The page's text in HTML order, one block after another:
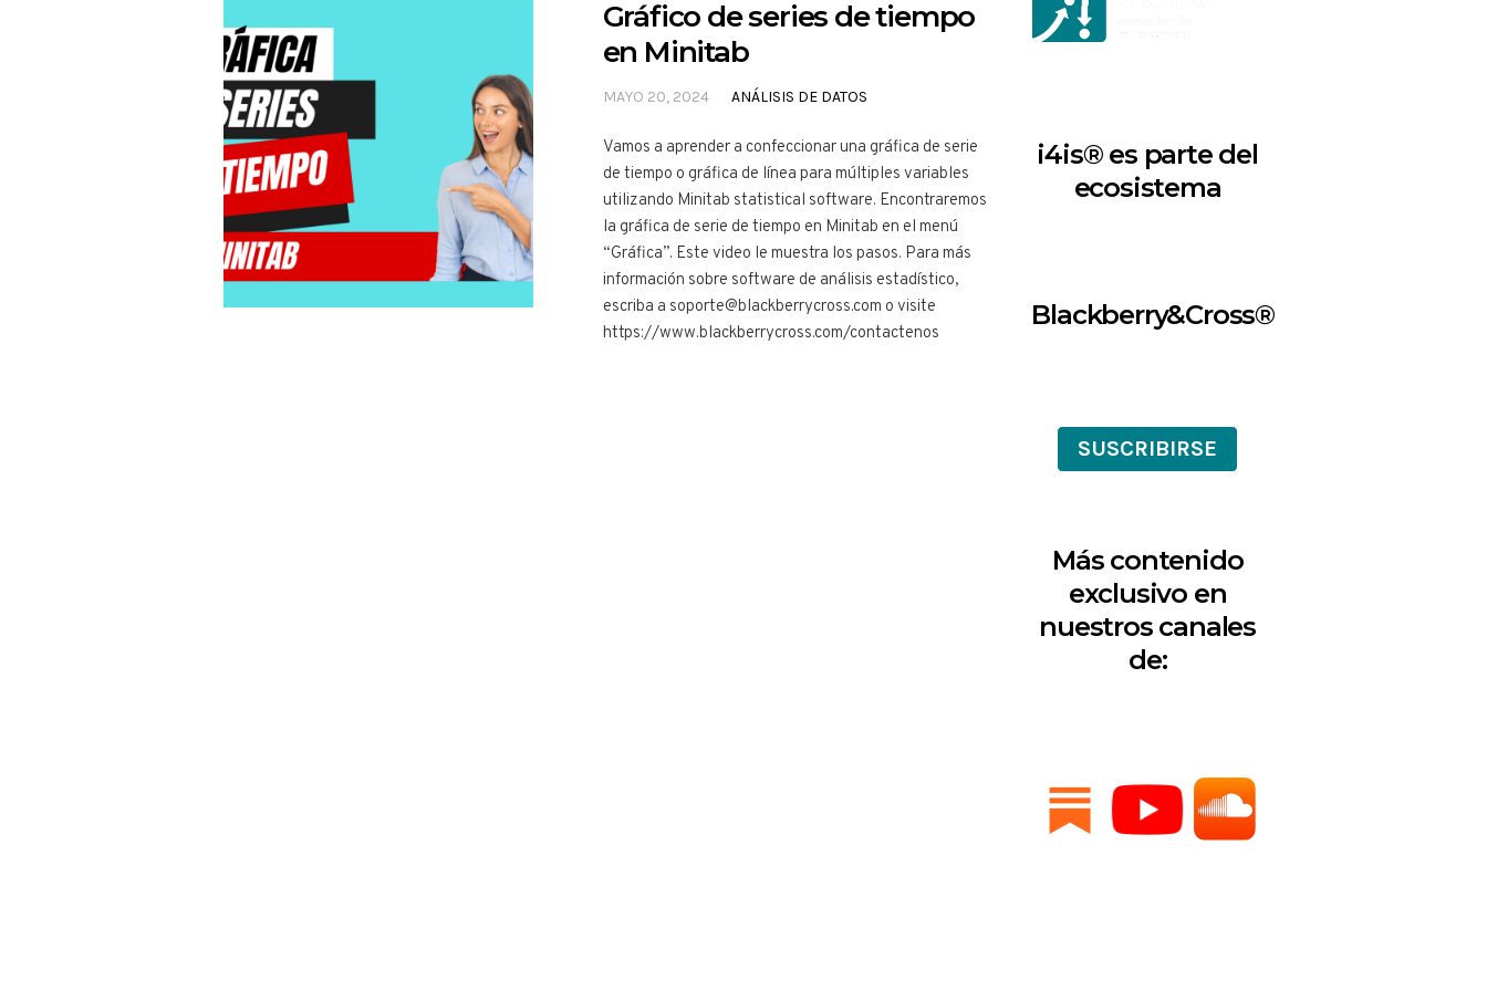
Gráfico de series de tiempo
en Minitab
MAYO 20, 2024 ANÁLISIS DE DATOS
Vamos a aprender a confeccionar una gráfica de serie
de tiempo o gráfica de línea para múltiples variables
utilizando Minitab statistical software. Encontraremos
la gráfica de serie de tiempo en Minitab en el menú
“Gráfica”. Este video le muestra los pasos. Para más
información sobre software de análisis estadístico,
escriba a soporte@blackberrycross.com o visite
https://www.blackberrycross.com/contactenos
i4is® es parte del
ecosistema
Blackberry&Cross®
SUSCRIBIRSE
Más contenido
exclusivo en
nuestros canales
de: